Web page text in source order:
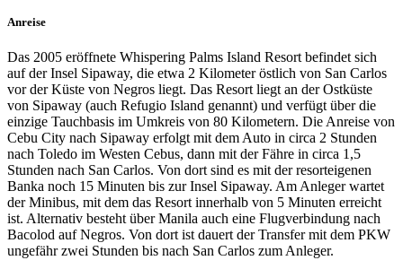
Anreise
Das 2005 eröffnete Whispering Palms Island Resort befindet sich
auf der Insel Sipaway, die etwa 2 Kilometer östlich von San Carlos
vor der Küste von Negros liegt. Das Resort liegt an der Ostküste
von Sipaway (auch Refugio Island genannt) und verfügt über die
einzige Tauchbasis im Umkreis von 80 Kilometern. Die Anreise von
Cebu City nach Sipaway erfolgt mit dem Auto in circa 2 Stunden
nach Toledo im Westen Cebus, dann mit der Fähre in circa 1,5
Stunden nach San Carlos. Von dort sind es mit der resorteigenen
Banka noch 15 Minuten bis zur Insel Sipaway. Am Anleger wartet
der Minibus, mit dem das Resort innerhalb von 5 Minuten erreicht
ist. Alternativ besteht über Manila auch eine Flugverbindung nach
Bacolod auf Negros. Von dort ist dauert der Transfer mit dem PKW
ungefähr zwei Stunden bis nach San Carlos zum Anleger.